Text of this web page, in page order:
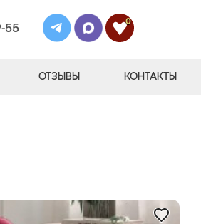
55
0
ОТЗЫВЫ КОНТАКТЫ